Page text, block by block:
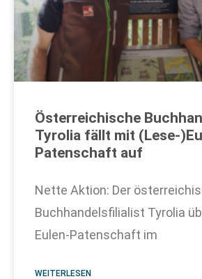
Österreichische
Tyrolia fällt mit (Lese-
Patenschaft auf
Nette Aktion: Der
Buchhandelsfilialist Tyrolia
Eulen-Patenschaft im
WEITERLESEN